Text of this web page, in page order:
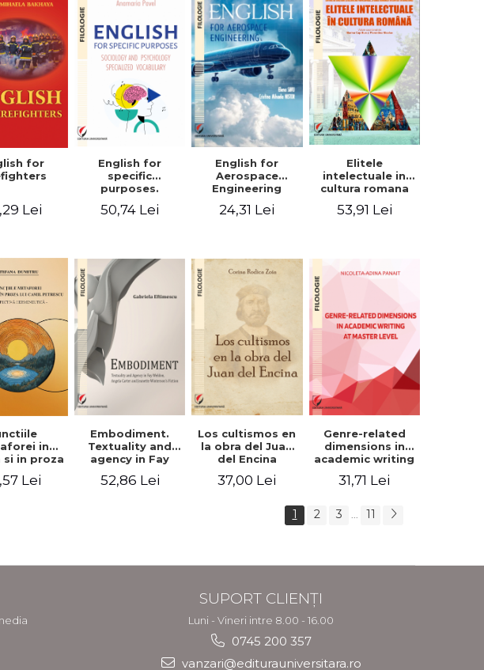
guide
practical
for
Lei
English for
specific
purposes.
psychology
50,74 Lei
English for
Aerospace
Engineering
24,31 Lei
Elitele
intelectuale in
cultura romana
53,91 Lei
in
si in proza
Lei
Embodiment.
Textuality and
agency in Fay
Carter and
52,86 Lei
Los cultismos en
la obra del Juan
del Encina
37,00 Lei
Genre-related
dimensions in
academic writing
Nicoleta-Adina
31,71 Lei
1 2 3 11
SUPORT CLIENȚI
Luni - Vineri intre 8.00 - 16.00
0745 200 357
vanzari@editurauniversitara.ro